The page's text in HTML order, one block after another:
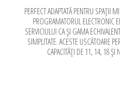
PERFECT ADAPTATĂ PENTRU SPAȚII
PROGRAMATORUL ELECTRONIC
SERVICIULUI CA ȘI GAMA
SIMPLITATE. ACESTE USCĂTOARE
CAPACITĂȚI DE 11, 14, 18